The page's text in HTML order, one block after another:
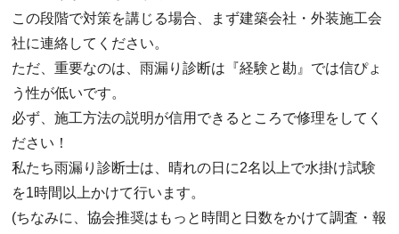
この段階で対策を講じる場合、まず建築会社・外装施工会
社に連絡してください。
ただ、重要なのは、雨漏り診断は『経験と勘』では信ぴょ
う性が低いです。
必ず、施工方法の説明が信用できるところで修理をしてく
ださい！
私たち雨漏り診断士は、晴れの日に2名以上で水掛け試験
を1時間以上かけて行います。
(ちなみに、協会推奨はもっと時間と日数をかけて調査・報